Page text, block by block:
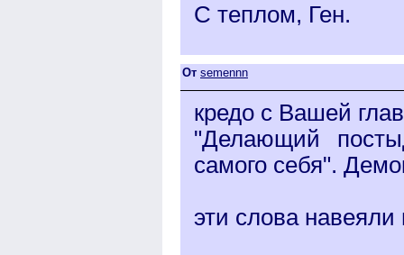
С теплом, Ген.
От semennn
кредо с Вашей
"Делающий
самого себя".
эти слова навеяли